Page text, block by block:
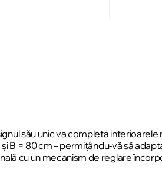
său unic va completa
B = 80 cm – permițându-vă să
cu un mecanism de reglare